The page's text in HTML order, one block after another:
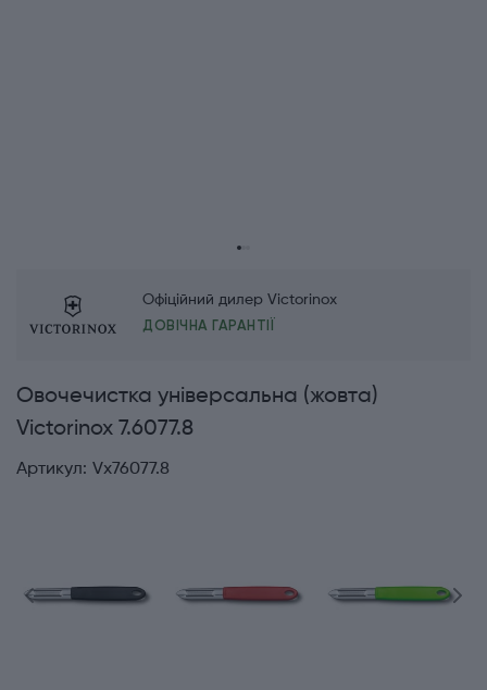
Офіційний дилер Victorinox
ДОВІЧНА ГАРАНТІЇ
Овочечистка універсальна (жовта)
Victorinox 7.6077.8
Артикул: Vx76077.8